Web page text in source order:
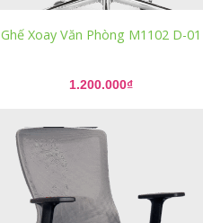
Ghế Xoay Văn Phòng M1102 D-01
1.200.000₫